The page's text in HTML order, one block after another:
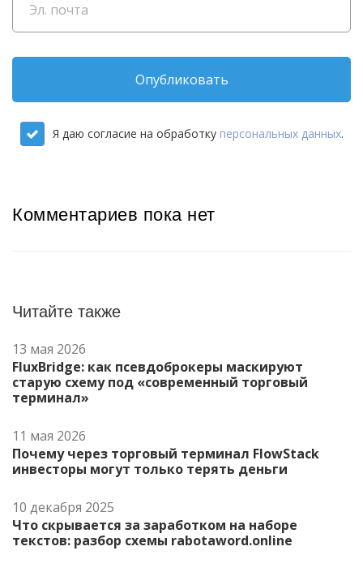
Опубликовать
Я даю согласие на обработку персональных данных.
Комментариев пока нет
Читайте также
13 мая 2026
FluxBridge: как псевдоброкеры маскируют
старую схему под «современный торговый
терминал»
11 мая 2026
Почему через торговый терминал FlowStack
инвесторы могут только терять деньги
10 декабря 2025
Что скрывается за заработком на наборе
текстов: разбор схемы rabotaword.online